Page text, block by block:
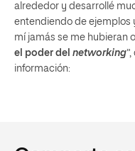
alrededor y desarrollé
entendiendo de ejemplos
mí jamás se me hubieran
el poder del networking
información: